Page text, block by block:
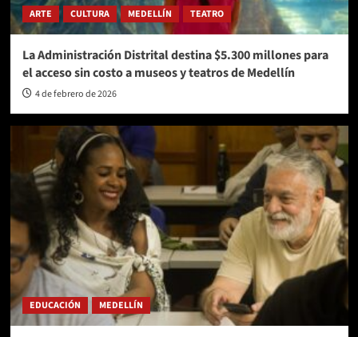
ARTE CULTURA MEDELLÍN TEATRO
La Administración Distrital destina $5.300 millones para
el acceso sin costo a museos y teatros de Medellín
4 de febrero de 2026
EDUCACIÓN MEDELLÍN